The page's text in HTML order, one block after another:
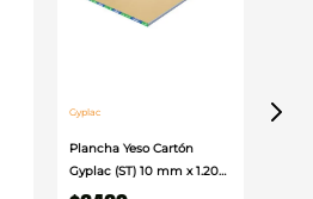
Gyplac
Plancha Yeso Cartón
Gyplac (ST) 10 mm x 1.20
cm x 2.40cm